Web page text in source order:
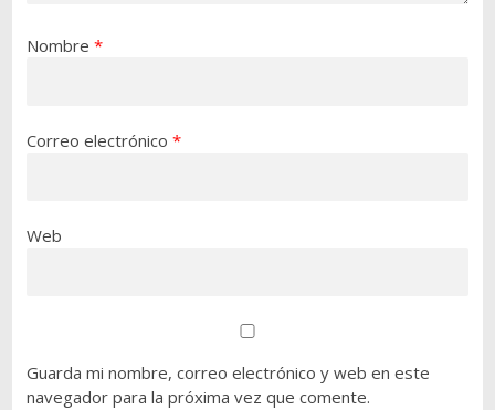
Nombre *
Correo electrónico *
Web
Guarda mi nombre, correo electrónico y web en este
navegador para la próxima vez que comente.